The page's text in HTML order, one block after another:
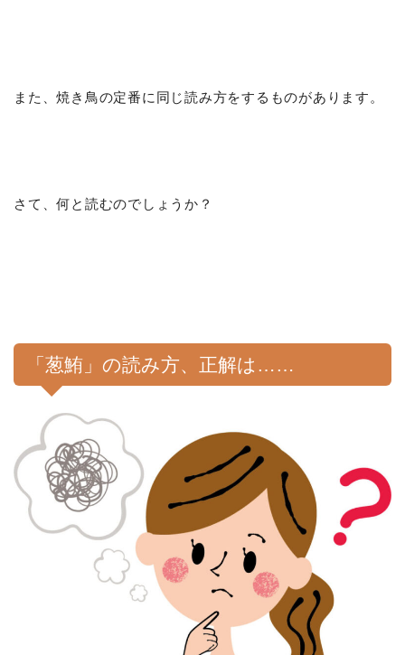
また、焼き鳥の定番に同じ読み方をするものがあります。
さて、何と読むのでしょうか？
「葱鮪」の読み方、正解は……